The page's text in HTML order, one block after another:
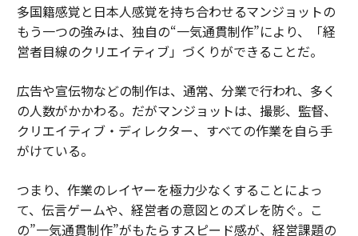
多国籍感覚と日本人感覚を持ち合わせるマンジョットの
もう一つの強みは、独自の“一気通貫制作”により、「経
営者目線のクリエイティブ」づくりができることだ。
広告や宣伝物などの制作は、通常、分業で行われ、多く
の人数がかかわる。だがマンジョットは、撮影、監督、
クリエイティブ・ディレクター、すべての作業を自ら手
がけている。
つまり、作業のレイヤーを極力少なくすることによっ
て、伝言ゲームや、経営者の意図とのズレを防ぐ。こ
の”一気通貫制作”がもたらすスピード感が、経営課題の